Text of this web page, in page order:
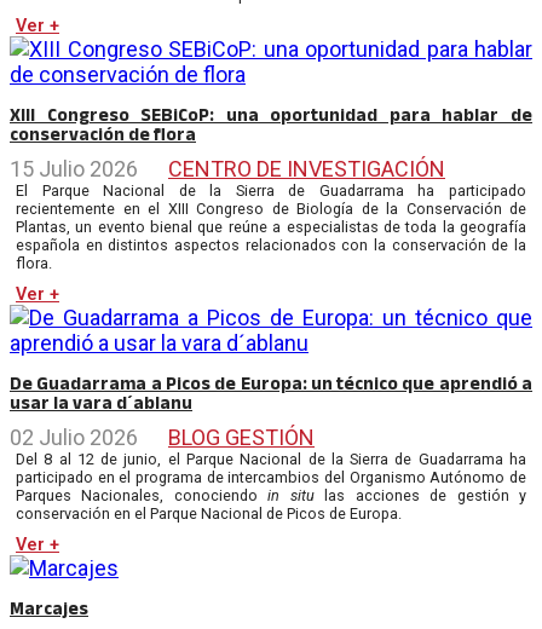
Ver +
XIII Congreso SEBiCoP: una oportunidad para hablar de
conservación de flora
15 Julio 2026 CENTRO DE INVESTIGACIÓN
El Parque Nacional de la Sierra de Guadarrama ha participado
recientemente en el XIII Congreso de Biología de la Conservación de
Plantas, un evento bienal que reúne a especialistas de toda la geografía
española en distintos aspectos relacionados con la conservación de la
flora.
Ver +
De Guadarrama a Picos de Europa: un técnico que aprendió a
usar la vara d´ablanu
02 Julio 2026 BLOG GESTIÓN
Del 8 al 12 de junio, el Parque Nacional de la Sierra de Guadarrama ha
participado en el programa de intercambios del Organismo Autónomo de
Parques Nacionales, conociendoin situlas acciones de gestión y
conservación en el Parque Nacional de Picos de Europa.
Ver +
Marcajes